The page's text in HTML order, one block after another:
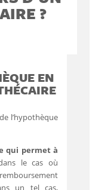
?
EN
l’hypothèque
qui permet à
le cas où
un tel cas,